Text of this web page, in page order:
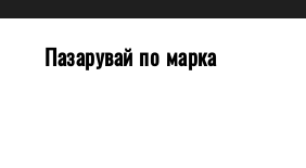
Пазарувай по марка